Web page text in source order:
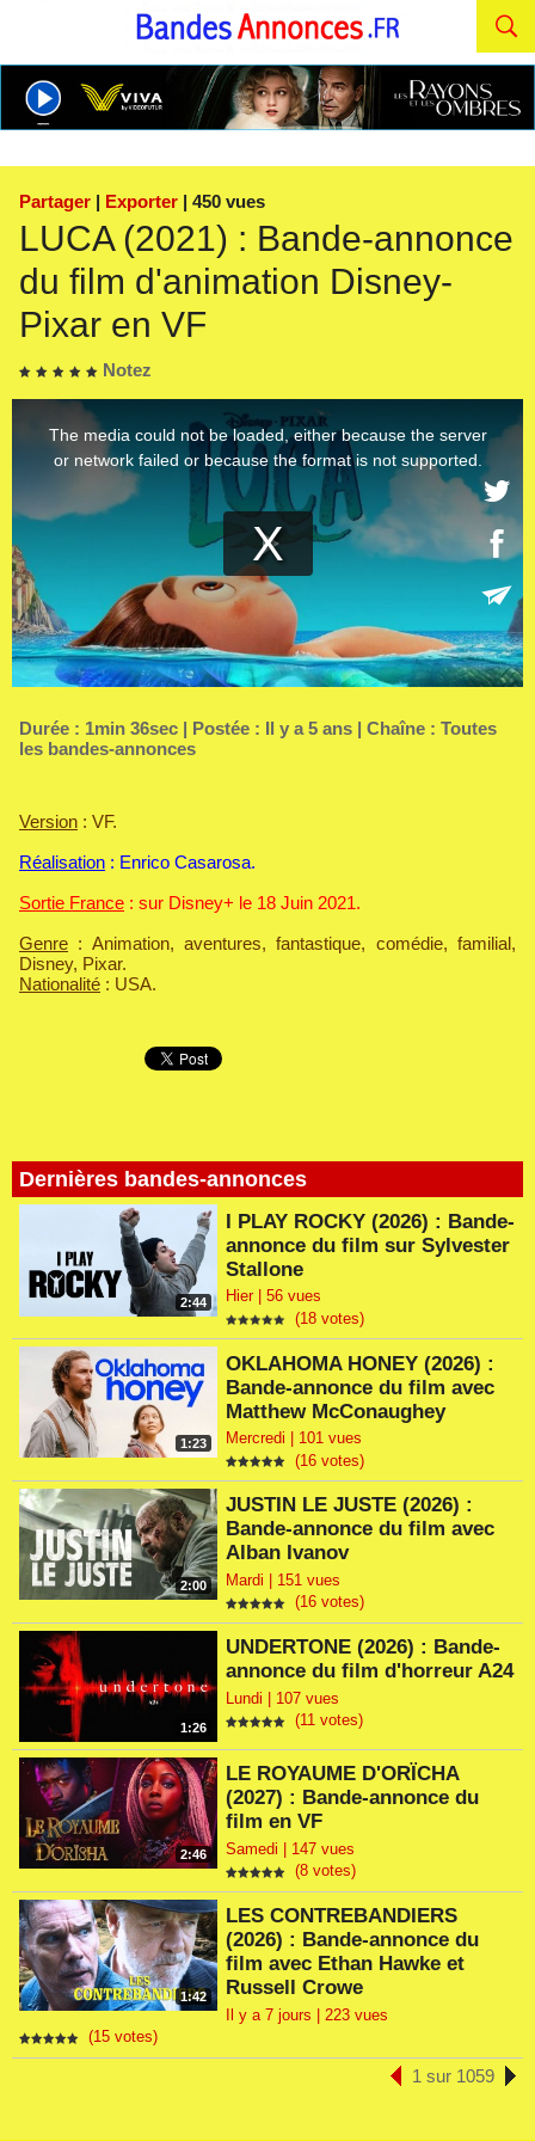
Partager | Exporter | 450 vues
LUCA (2021) : Bande-annonce
du film d'animation Disney-
Pixar en VF
Notez
Dernières bandes-annonces
2:44
I PLAY ROCKY (2026) : Bande-
annonce du film sur Sylvester
Stallone
Hier | 56 vues
(18 votes)
1:23
OKLAHOMA HONEY (2026) :
Bande-annonce du film avec
Matthew McConaughey
Mercredi | 101 vues
(16 votes)
2:00
JUSTIN LE JUSTE (2026) :
Bande-annonce du film avec
Alban Ivanov
Mardi | 151 vues
(16 votes)
1:26
UNDERTONE (2026) : Bande-
annonce du film d'horreur A24
Lundi | 107 vues
(11 votes)
2:46
LE ROYAUME D'ORÏCHA
(2027) : Bande-annonce du
film en VF
Samedi | 147 vues
(8 votes)
1:42
LES CONTREBANDIERS
(2026) : Bande-annonce du
film avec Ethan Hawke et
Russell Crowe
Il y a 7 jours | 223 vues
(15 votes)
1 sur 1059
Durée : 1min 36sec | Postée : Il y a 5 ans | Chaîne : Toutes
les bandes-annonces
Version : VF.
Réalisation : Enrico Casarosa.
Sortie France : sur Disney+ le 18 Juin 2021.
Genre : Animation, aventures, fantastique, comédie, familial,
Disney, Pixar.
Nationalité : USA.